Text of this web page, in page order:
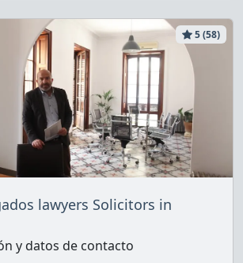
5 (58)
lawyers Solicitors in
y datos de contacto